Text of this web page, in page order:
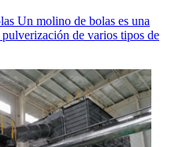
Un molino de bolas es una
de varios tipos de